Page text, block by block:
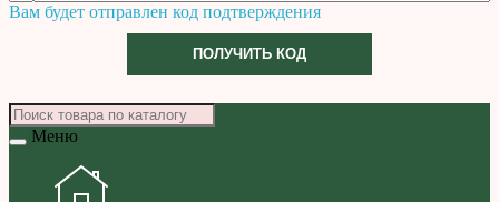
Вам будет отправлен код подтверждения
ПОЛУЧИТЬ КОД
Меню